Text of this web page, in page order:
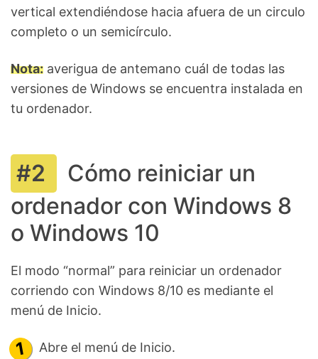
vertical extendiéndose hacia afuera de un circulo
completo o un semicírculo.
Nota: averigua de antemano cuál de todas las
versiones de Windows se encuentra instalada en
tu ordenador.
Cómo reiniciar un
ordenador con Windows 8
o Windows 10
El modo “normal” para reiniciar un ordenador
corriendo con Windows 8/10 es mediante el
menú de Inicio.
Abre el menú de Inicio.